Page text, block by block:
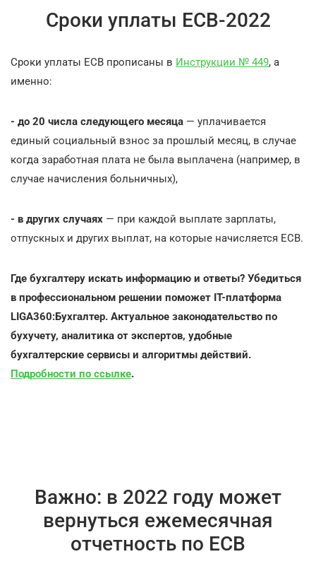
Сроки уплаты ЕСВ-2022
Сроки уплаты ЕСВ прописаны в Инструкции № 449, а
именно:
- до 20 числа следующего месяца — уплачивается
единый социальный взнос за прошлый месяц, в случае
когда заработная плата не была выплачена (например, в
случае начисления больничных),
- в других случаях — при каждой выплате зарплаты,
отпускных и других выплат, на которые начисляется ЕСВ.
Где бухгалтеру искать информацию и ответы? Убедиться
в профессиональном решении поможет ІТ-платформа
LIGA360:Бухгалтер. Актуальное законодательство по
бухучету, аналитика от экспертов, удобные
бухгалтерские сервисы и алгоритмы действий.
Подробности по ссылке.
Важно: в 2022 году может
вернуться ежемесячная
отчетность по ЕСВ